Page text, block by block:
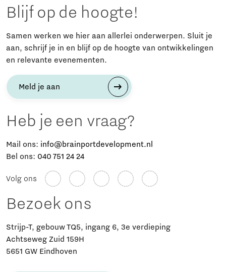
Blijf op de hoogte!
Samen werken we hier aan allerlei onderwerpen. Sluit je
aan, schrijf je in en blijf op de hoogte van ontwikkelingen
en relevante evenementen.
Meld je aan
Heb je een vraag?
Mail ons: info@brainportdevelopment.nl
Bel ons: 040 751 24 24
Volg ons
Bezoek ons
Strijp-T, gebouw TQ5, ingang 6, 3e verdieping
Achtseweg Zuid 159H
5651 GW Eindhoven